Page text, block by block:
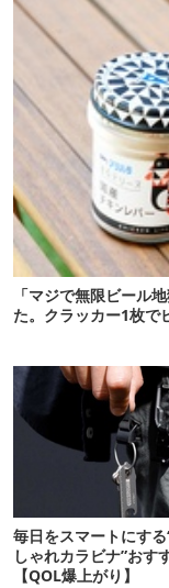
「マジで無限ビール
た。クラッカー1枚で
毎日をスマートにす
しゃれカラビナ”おす
【QOL爆上がり】